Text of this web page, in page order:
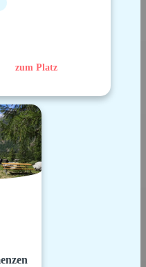
zum Platz